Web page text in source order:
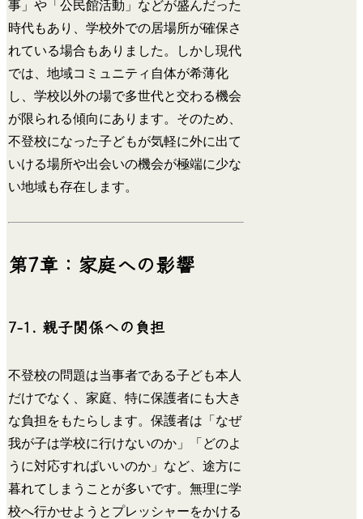
事」や「公民館活動」などが盛んだった
時代もあり、学校外での居場所が確保さ
れている場合もありました。しかし現代
では、地域コミュニティ自体が希薄化
し、学校以外の場で多世代と交わる機会
が限られる傾向にあります。そのため、
不登校になった子どもが気軽に外に出て
いける場所や出会いの機会が極端に少な
い地域も存在します。
第7章：家庭への影響
7-1. 親子関係への負担
不登校の問題は当事者である子ども本人
だけでなく、家庭、特に保護者にも大き
な負担をもたらします。保護者は「なぜ
我が子は学校に行けないのか」「どのよ
うに対応すればいいのか」など、途方に
暮れてしまうことが多いです。無理に学
校へ行かせようとプレッシャーをかける